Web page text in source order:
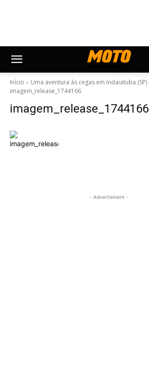
Início
Uma aventura às cegas em Indaiatuba (SP)
imagem_release_1744166
imagem_release_1744166
- Advertisment -